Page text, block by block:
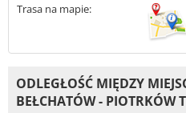
Trasa na mapie:
ODLEGŁOŚĆ MIĘDZY
BEŁCHATÓW - PIOTRKÓW